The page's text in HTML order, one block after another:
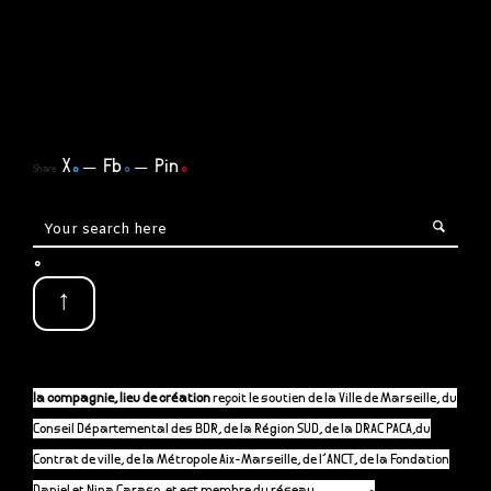
Share X. Fb. Pin.
.
↑
la compagnie, lieu de créationreçoit le soutien de la Ville de Marseille, du
Conseil Départemental des BDR, de la Région SUD, de la DRAC PACA,du
Contrat de ville, de la Métropole Aix-Marseille, de l’ANCT, de la Fondation